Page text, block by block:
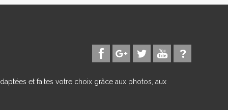
et faites votre choix grâce aux photos, aux